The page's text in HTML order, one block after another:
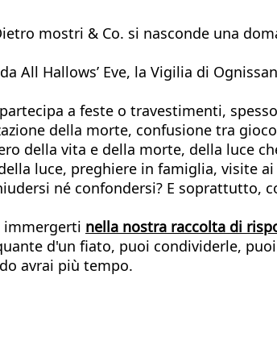
mostri & Co. si nasconde una
All Hallows’ Eve, la Vigilia di
a feste o travestimenti,
della morte, confusione tra
della vita e della morte, della luce
luce, preghiere in famiglia, visite
né confondersi? E soprattutto,
immergerti nella nostra raccolta di
d'un fiato, puoi condividerle,
avrai più tempo.